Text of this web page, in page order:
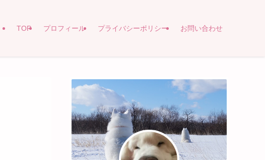
TOP プロフィール プライバシーポリシー お問い合わせ